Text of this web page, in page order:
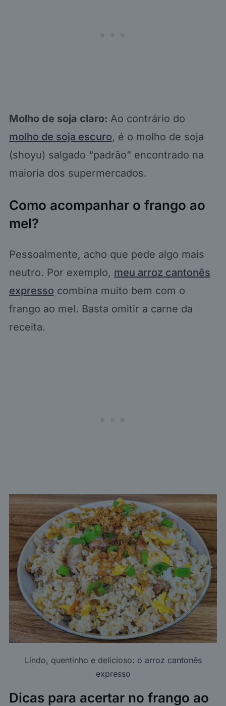
Molho de soja claro: Ao contrário do
molho de soja escuro, é o molho de soja
(shoyu) salgado “padrão” encontrado na
maioria dos supermercados.
Como acompanhar o frango ao
mel?
Pessoalmente, acho que pede algo mais
neutro. Por exemplo, meu arroz cantonês
expresso combina muito bem com o
frango ao mel. Basta omitir a carne da
receita.
Lindo, quentinho e delicioso: o arroz cantonês
expresso
Dicas para acertar no frango ao